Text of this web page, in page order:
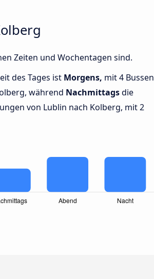
Zeiten und Wochentagen sind.
des Tages ist Morgens, mit 4 Bussen
während Nachmittagsdie
von Lublin nach Kolberg, mit 2